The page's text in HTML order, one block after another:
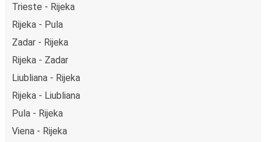
Trieste - Rijeka
Rijeka - Pula
Zadar - Rijeka
Rijeka - Zadar
Liubliana - Rijeka
Rijeka - Liubliana
Pula - Rijeka
Viena - Rijeka